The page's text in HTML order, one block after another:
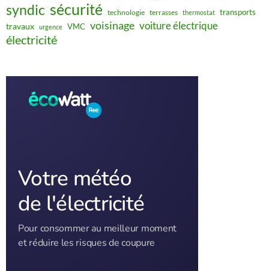
syndic sécurité technologie terrasses thermostat transports
travaux urgence VMC voisinage voiture électrique
électricité